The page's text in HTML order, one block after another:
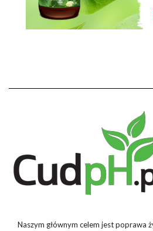
Naszym głównym celem jest poprawa